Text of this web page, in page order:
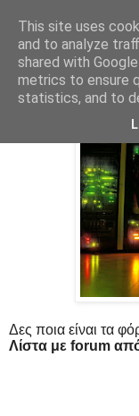
Ποια είναι
Δες ποια είναι τα
Λίστα με forum
This site uses
and to analyze
shared with
metrics to ensure
statistics, and to